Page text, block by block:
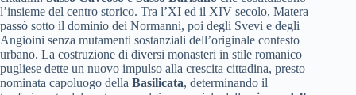
l’insieme del centro storico. Tra l’XI ed il XIV secolo, Matera
passò sotto il dominio dei Normanni, poi degli Svevi e degli
Angioini senza mutamenti sostanziali dell’originale contesto
urbano. La costruzione di diversi monasteri in stile romanico
pugliese dette un nuovo impulso alla crescita cittadina, presto
nominata capoluogo della Basilicata, determinando il